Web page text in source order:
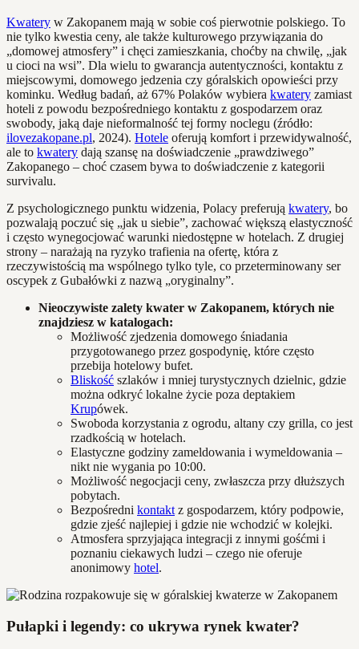
Kwatery w Zakopanem mają w sobie coś pierwotnie polskiego. To
nie tylko kwestia ceny, ale także kulturowego przywiązania do
„domowej atmosfery” i chęci zamieszkania, choćby na chwilę, „jak
u cioci na wsi”. Dla wielu to gwarancja autentyczności, kontaktu z
miejscowymi, domowego jedzenia czy góralskich opowieści przy
kominku. Według badań, aż 67% Polaków wybiera kwatery zamiast
hoteli z powodu bezpośredniego kontaktu z gospodarzem oraz
swobody, jaką daje nieformalność tej formy noclegu (źródło:
ilovezakopane.pl, 2024). Hotele oferują komfort i przewidywalność,
ale to kwatery dają szansę na doświadczenie „prawdziwego”
Zakopanego – choć czasem bywa to doświadczenie z kategorii
survivalu.
Z psychologicznego punktu widzenia, Polacy preferują kwatery, bo
pozwalają poczuć się „jak u siebie”, zachować większą elastyczność
i często wynegocjować warunki niedostępne w hotelach. Z drugiej
strony – narażają na ryzyko trafienia na ofertę, która z
rzeczywistością ma wspólnego tylko tyle, co przeterminowany ser
oscypek z Gubałówki z nazwą „oryginalny”.
Nieoczywiste zalety kwater w Zakopanem, których nie
znajdziesz w katalogach:
Możliwość zjedzenia domowego śniadania
przygotowanego przez gospodynię, które często
przebija hotelowy bufet.
Bliskość szlaków i mniej turystycznych dzielnic, gdzie
można odkryć lokalne życie poza deptakiem
Krupówek.
Swoboda korzystania z ogrodu, altany czy grilla, co jest
rzadkością w hotelach.
Elastyczne godziny zameldowania i wymeldowania –
nikt nie wygania po 10:00.
Możliwość negocjacji ceny, zwłaszcza przy dłuższych
pobytach.
Bezpośredni kontakt z gospodarzem, który podpowie,
gdzie zjeść najlepiej i gdzie nie wchodzić w kolejki.
Atmosfera sprzyjająca integracji z innymi gośćmi i
poznaniu ciekawych ludzi – czego nie oferuje
anonimowy hotel.
Pułapki i legendy: co ukrywa rynek kwater?